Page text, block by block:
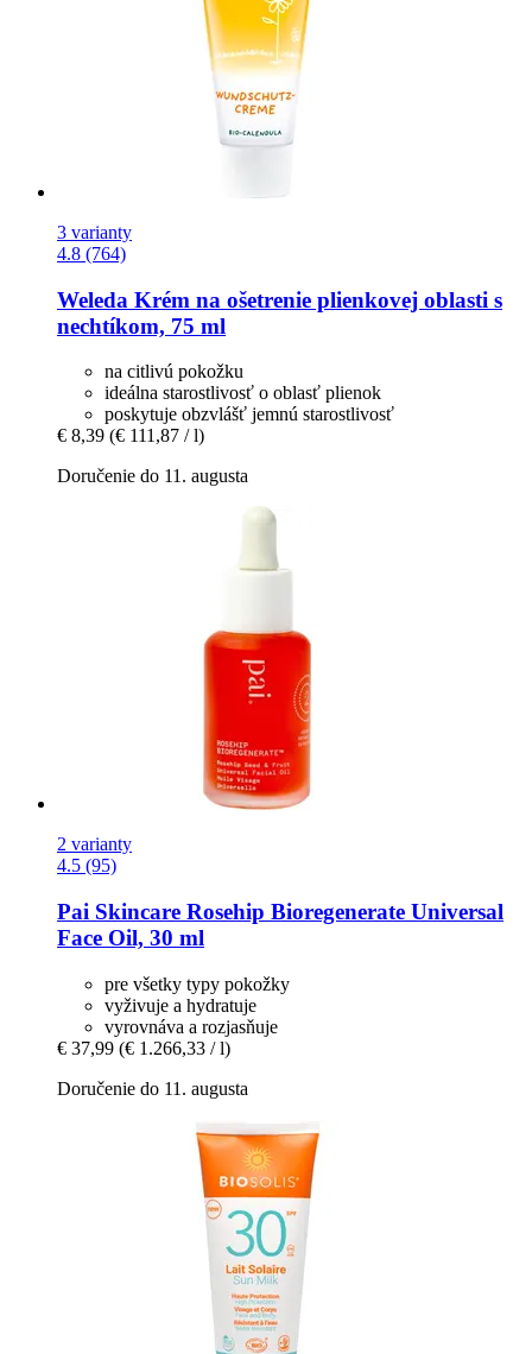
3 varianty
4.8 (764)
Weleda Krém na ošetrenie plienkovej oblasti s
nechtíkom, 75 ml
na citlivú pokožku
ideálna starostlivosť o oblasť plienok
poskytuje obzvlášť jemnú starostlivosť
€ 8,39 (€ 111,87 / l)
Doručenie do 11. augusta
2 varianty
4.5 (95)
Pai Skincare Rosehip Bioregenerate Universal
Face Oil, 30 ml
pre všetky typy pokožky
vyživuje a hydratuje
vyrovnáva a rozjasňuje
€ 37,99 (€ 1.266,33 / l)
Doručenie do 11. augusta